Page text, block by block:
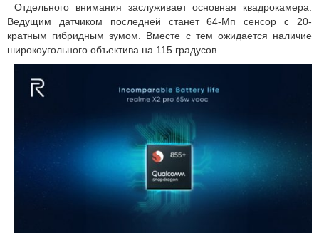
Отдельного внимания заслуживает основная квадрокамера.
Ведущим датчиком последней станет 64-Мп сенсор с 20-
кратным гибридным зумом. Вместе с тем ожидается наличие
широкоугольного объектива на 115 градусов.